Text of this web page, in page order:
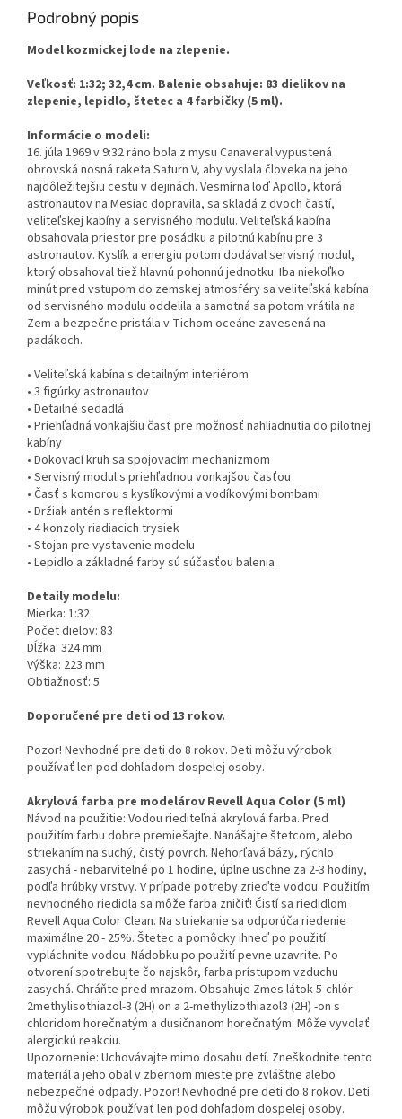
Podrobný popis
Model kozmickej lode na zlepenie.
Veľkosť: 1:32; 32,4 cm. Balenie obsahuje: 83 dielikov na
zlepenie, lepidlo, štetec a 4 farbičky (5 ml).
Informácie o modeli:
16. júla 1969 v 9:32 ráno bola z mysu Canaveral vypustená
obrovská nosná raketa Saturn V, aby vyslala človeka na jeho
najdôležitejšiu cestu v dejinách. Vesmírna loď Apollo, ktorá
astronautov na Mesiac dopravila, sa skladá z dvoch častí,
veliteľskej kabíny a servisného modulu. Veliteľská kabína
obsahovala priestor pre posádku a pilotnú kabínu pre 3
astronautov. Kyslík a energiu potom dodával servisný modul,
ktorý obsahoval tiež hlavnú pohonnú jednotku. Iba niekoľko
minút pred vstupom do zemskej atmosféry sa veliteľská kabína
od servisného modulu oddelila a samotná sa potom vrátila na
Zem a bezpečne pristála v Tichom oceáne zavesená na
padákoch.
• Veliteľská kabína s detailným interiérom
• 3 figúrky astronautov
• Detailné sedadlá
• Priehľadná vonkajšiu časť pre možnosť nahliadnutia do pilotnej
kabíny
• Dokovací kruh sa spojovacím mechanizmom
• Servisný modul s priehľadnou vonkajšou časťou
• Časť s komorou s kyslíkovými a vodíkovými bombami
• Držiak antén s reflektormi
• 4 konzoly riadiacich trysiek
• Stojan pre vystavenie modelu
• Lepidlo a základné farby sú súčasťou balenia
Detaily modelu:
Mierka: 1:32
Počet dielov: 83
Dĺžka: 324 mm
Výška: 223 mm
Obtiažnosť: 5
Doporučené pre deti od 13 rokov.
Pozor! Nevhodné pre deti do 8 rokov. Deti môžu výrobok
používať len pod dohľadom dospelej osoby.
Akrylová farba pre modelárov Revell Aqua Color (5 ml)
Návod na použitie: Vodou riediteľná akrylová farba. Pred
použitím farbu dobre premiešajte. Nanášajte štetcom, alebo
striekaním na suchý, čistý povrch. Nehorľavá bázy, rýchlo
zasychá - nebarvitelné po 1 hodine, úplne uschne za 2-3 hodiny,
podľa hrúbky vrstvy. V prípade potreby zrieďte vodou. Použitím
nevhodného riedidla sa môže farba zničiť! Čistí sa riedidlom
Revell Aqua Color Clean. Na striekanie sa odporúča riedenie
maximálne 20 - 25%. Štetec a pomôcky ihneď po použití
vypláchnite vodou. Nádobku po použití pevne uzavrite. Po
otvorení spotrebujte čo najskôr, farba prístupom vzduchu
zasychá. Chráňte pred mrazom. Obsahuje Zmes látok 5-chlór-
2methylisothiazol-3 (2H) on a 2-methylizothiazol3 (2H) -on s
chloridom horečnatým a dusičnanom horečnatým. Môže vyvolať
alergickú reakciu.
Upozornenie: Uchovávajte mimo dosahu detí. Zneškodnite tento
materiál a jeho obal v zbernom mieste pre zvláštne alebo
nebezpečné odpady. Pozor! Nevhodné pre deti do 8 rokov. Deti
môžu výrobok používať len pod dohľadom dospelej osoby.